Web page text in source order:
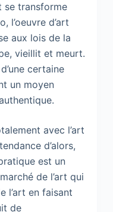
se transforme
l’oeuvre d’art
aux lois de la
vieillit et meurt.
certaine
un moyen
avec l’art
d’alors,
est un
de l’art qui
l’art en faisant
de